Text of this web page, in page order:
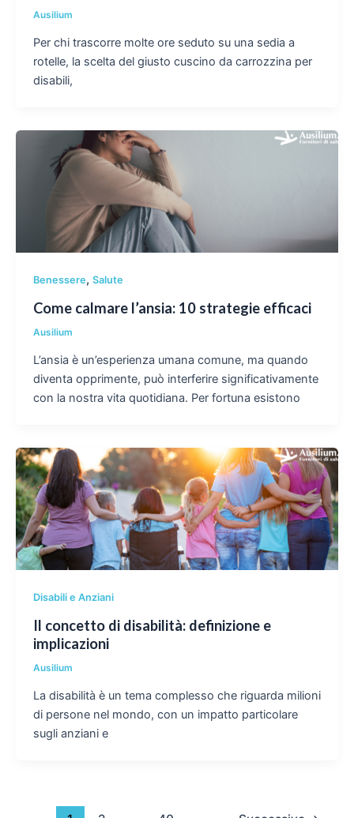
Ausilium
Per chi trascorre molte ore seduto su una sedia a
rotelle, la scelta del giusto cuscino da carrozzina per
disabili,
Benessere, Salute
Come calmare l’ansia: 10 strategie efficaci
Ausilium
L’ansia è un’esperienza umana comune, ma quando
diventa opprimente, può interferire significativamente
con la nostra vita quotidiana. Per fortuna esistono
Disabili e Anziani
Il concetto di disabilità: definizione e
implicazioni
Ausilium
La disabilità è un tema complesso che riguarda milioni
di persone nel mondo, con un impatto particolare
sugli anziani e
Paginazione